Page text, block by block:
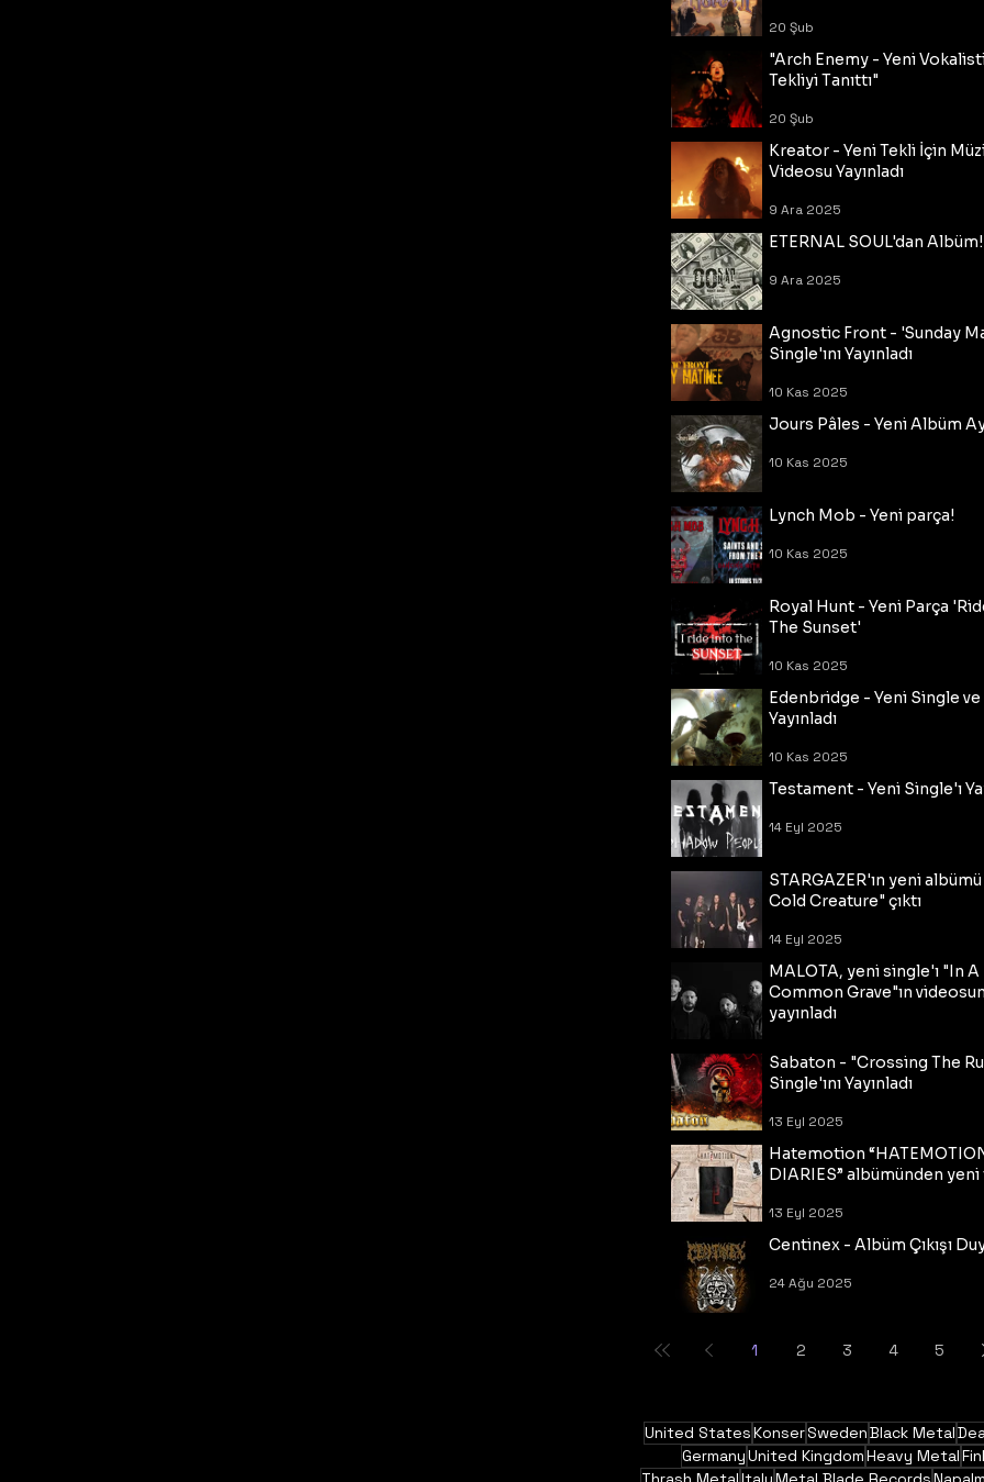
20 Şub
"Arch Enemy - Yeni
Tekliyi Tanıttı"
20 Şub
Kreator - Yeni Tekli İçin
Videosu Yayınladı
9 Ara 2025
ETERNAL SOUL'dan Albüm!
9 Ara 2025
Agnostic Front - 'Sunday
Single'ını Yayınladı
10 Kas 2025
Jours Pâles - Yeni Albüm
10 Kas 2025
Lynch Mob - Yeni parça!
10 Kas 2025
Royal Hunt - Yeni Parça
The Sunset'
10 Kas 2025
Edenbridge - Yeni Single
Yayınladı
10 Kas 2025
Testament - Yeni Single'ı
14 Eyl 2025
STARGAZER'ın yeni
Cold Creature" çıktı
14 Eyl 2025
MALOTA, yeni single'ı "In A
Common Grave"ın
yayınladı
Sabaton - "Crossing The
Single'ını Yayınladı
13 Eyl 2025
Hatemotion
DIARIES” albümünden
13 Eyl 2025
Centinex - Albüm Çıkışı
24 Ağu 2025
1 2 3 4 5
United StatesKonserSwedenBlack Metal
GermanyUnited KingdomHeavy Metal